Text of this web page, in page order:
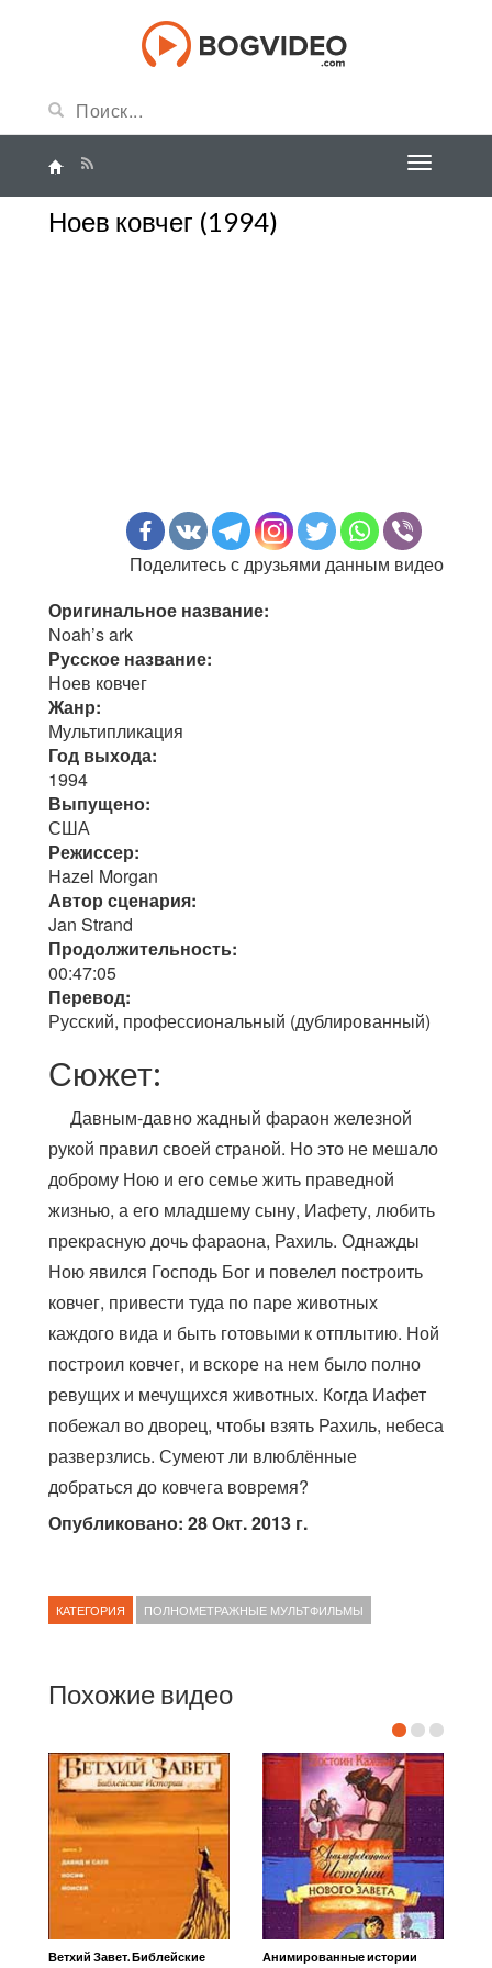
Ноев ковчег (1994)
Поделитесь с друзьями данным видео
Оригинальное название:
Noah’s ark
Русское название:
Ноев ковчег
Жанр:
Мультипликация
Год выхода:
1994
Выпущено:
США
Режиссер:
Hazel Morgan
Автор сценария:
Jan Strand
Продолжительность:
00:47:05
Перевод:
Русский, профессиональный (дублированный)
Сюжет:
Давным-давно жадный фараон железной
рукой правил своей страной. Но это не мешало
доброму Ною и его семье жить праведной
жизнью, а его младшему сыну, Иафету, любить
прекрасную дочь фараона, Рахиль. Однажды
Ною явился Господь Бог и повелел построить
ковчег, привести туда по паре животных
каждого вида и быть готовыми к отплытию. Ной
построил ковчег, и вскоре на нем было полно
ревущих и мечущихся животных. Когда Иафет
побежал во дворец, чтобы взять Рахиль, небеса
разверзлись. Сумеют ли влюблённые
добраться до ковчега вовремя?
Опубликовано: 28 Окт. 2013 г.
КАТЕГОРИЯ ПОЛНОМЕТРАЖНЫЕ МУЛЬТФИЛЬМЫ
Похожие видео
Ветхий Завет. Библейские Анимированные истории